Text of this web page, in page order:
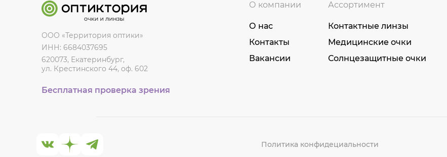
ООО «Территория оптики»
ИНН: 6684037695
620073, Екатеринбург,
ул. Крестинского 44, оф. 602
Бесплатная проверка зрения
О компании
О нас
Контакты
Вакансии
Ассортимент
Контактные линзы
Медицинские очки
Солнцезащитные очки
Политика конфидециальности